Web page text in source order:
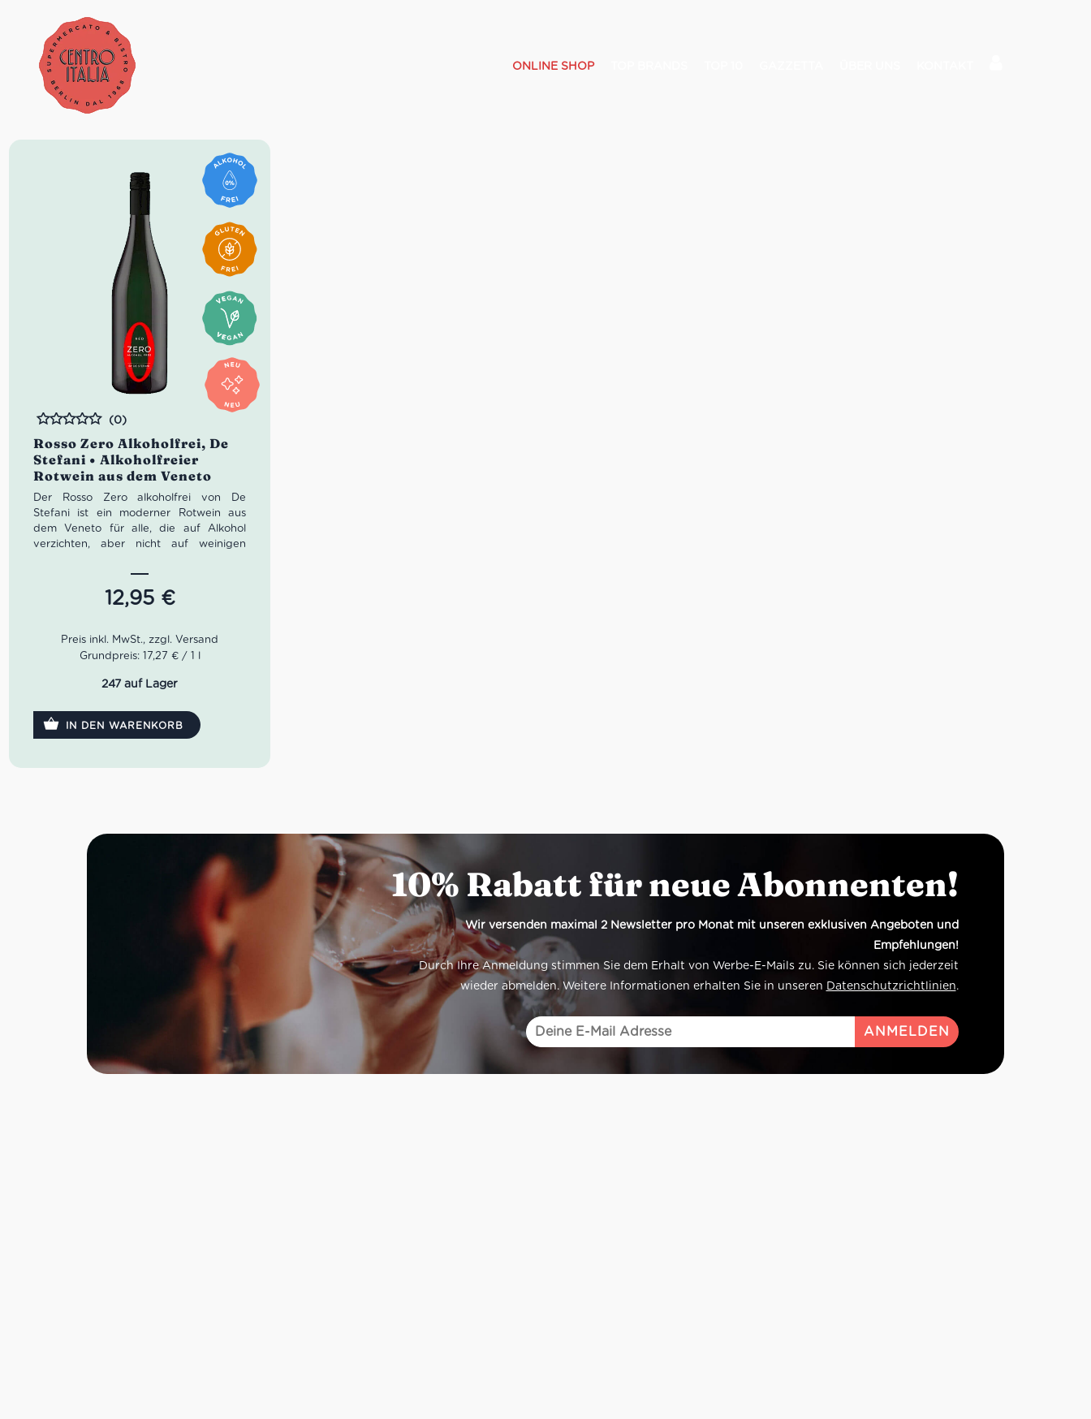
ONLINE SHOP
Rosso Zero Alkoholfrei, De
Stefani • Alkoholfreier
Rotwein aus dem Veneto
Bewertet
(0)
Der Rosso Zero alkoholfrei von De
Stefani ist ein moderner Rotwein aus
dem Veneto für alle, die auf Alkohol
verzichten, aber nicht auf weinigen
Merlot und Refosco vinifiziert, zeigt er
reife rote Früchte, eine feine Würze und
einen weichen, harmonischen Körper.
dem Piave-Tal, die Aperitif, leichte Küche
und bewusste Genussmomente
12,95 €
Grundpreis: 17,27 € / 1 l
247 auf Lager
IN DEN WARENKORB
10% Rabatt für neue Abonnenten!
Wir versenden maximal 2 Newsletter pro Monat mit unseren exklusiven Angeboten und
Empfehlungen!
Durch Ihre Anmeldung stimmen Sie dem Erhalt von Werbe-E-Mails zu. Sie können sich jederzeit
wieder abmelden. Weitere Informationen erhalten Sie in unseren Datenschutzrichtlinien.